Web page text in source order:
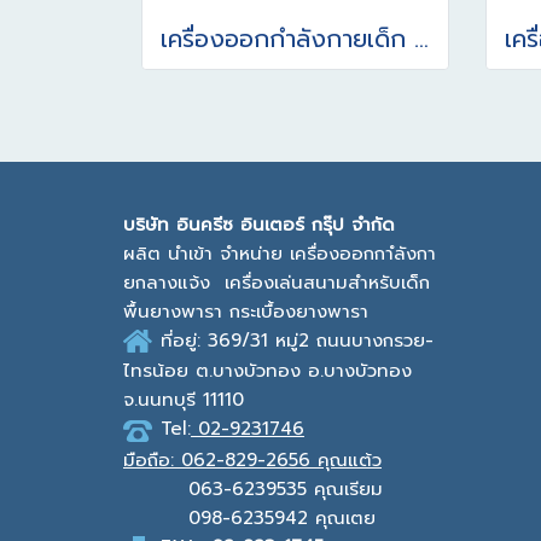
เครื่องออกกำลังกายเด็ก วงล้อบริหารหัวไหล่ 4 วงล้อ
บริษัท อินครีซ อินเตอร์ กรุ๊ป จำกัด
ผลิต นำเข้า จำหน่าย เครื่องออกกาํลังกา
ยกลางแจ้ง เครื่องเล่นสนามสำหรับเด็ก
พื้นยางพารา กระเบื้องยางพารา
ที่อยู่: 369/31 หมู่2 ถนนบางกรวย-
ไทรน้อย ต.บางบัวทอง อ.บางบัวทอง
จ.นนทบุรี 11110
Tel: 02-9231746
มือถือ: 062-829-2656 คุณแต้ว
063-6239535 คุณเรียม
098-6235942 คุณเตย